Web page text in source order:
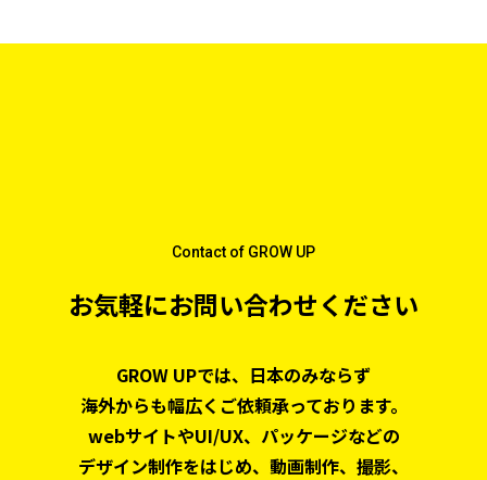
お気軽にお問い合わせください
Contact of GROW UP
GROW UPでは、日本のみならず
海外からも幅広くご依頼承っております。
webサイトやUI/UX、パッケージなどの
デザイン制作をはじめ、 動画制作、撮影、